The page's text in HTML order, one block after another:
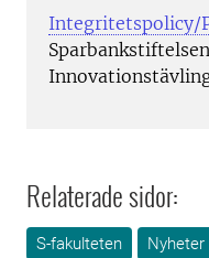
Integritetspolicy/
Relaterade sidor:
S-fakulteten